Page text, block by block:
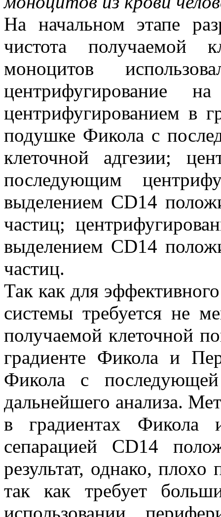
На начальном этапе
чистота получаемой
моноцитов
центрифугирование
центрифугированием в
подушке Фикола с
клеточной адгезии;
последующим
выделением CD14
частиц;
выделением CD14
частиц.
Так как для
системы требуется не
получаемой клеточной
градиенте Фикола и
Фикола с
дальнейшего анализа.
в градиентах Фикола
сепарацией CD14
результат, однако,
так как требует
использовании